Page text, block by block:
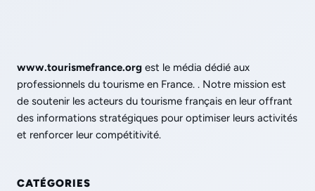
www.tourismefrance.org est le média dédié aux
professionnels du tourisme en France. . Notre mission est
de soutenir les acteurs du tourisme français en leur offrant
des informations stratégiques pour optimiser leurs activités
et renforcer leur compétitivité.
CATÉGORIES